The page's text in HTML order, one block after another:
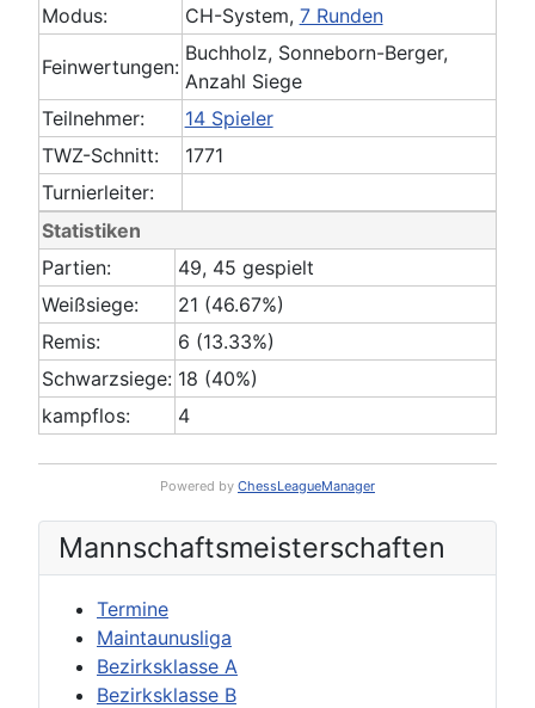
Mannschafts­meisterschaften
Termine
Maintaunusliga
Bezirksklasse A
Bezirksklasse B
Modus:
CH-System, 7 Runden
Feinwertungen:
Buchholz, Sonneborn-Berger,
Anzahl Siege
Teilnehmer:
14 Spieler
TWZ-Schnitt:
1771
Turnierleiter:
Statistiken
Partien:
49, 45 gespielt
Weißsiege:
21 (46.67%)
Remis:
6 (13.33%)
Schwarzsiege: 18 (40%)
kampflos:
4
Powered by ChessLeagueManager